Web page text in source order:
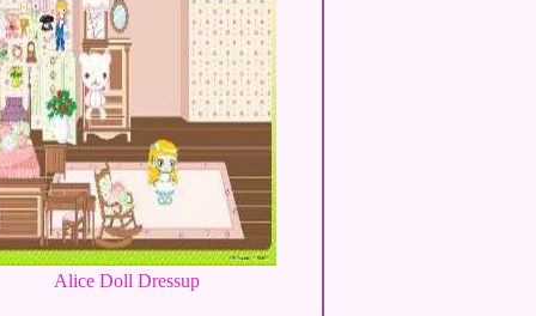
Alice Doll Dressup